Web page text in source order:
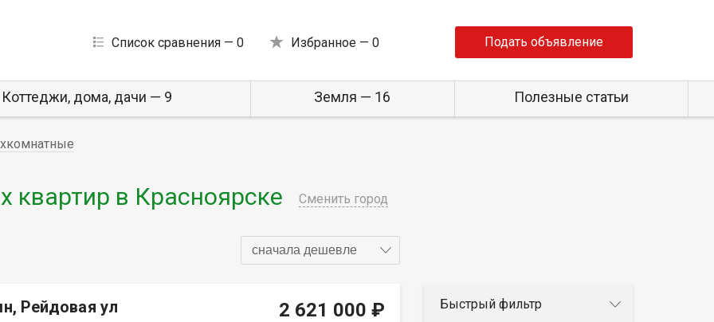
Список сравнения — 0 Избранное — 0 Подать объявление
Коттеджи, дома, дачи — 9 Земля — 16 Полезные статьи
в Красноярске Сменить город
сначала дешевле
Рейдовая ул 2 621 000 ₽ Быстрый фильтр